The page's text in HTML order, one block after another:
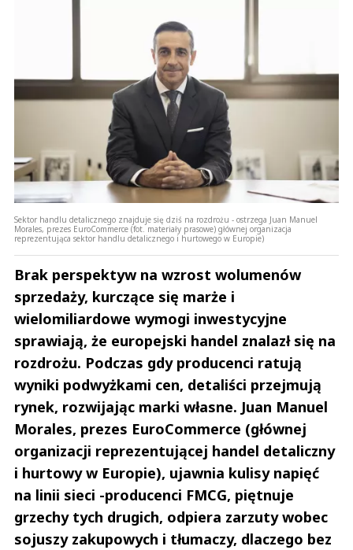
Anuluj
Prześlij komentarz
Sektor handlu detalicznego znajduje się dziś na rozdrożu - ostrzega Juan Manuel
Morales, prezes EuroCommerce (fot. materiały prasowe) głównej organizacja
reprezentująca sektor handlu detalicznego i hurtowego w Europie)
Brak perspektyw na wzrost wolumenów
sprzedaży, kurczące się marże i
wielomiliardowe wymogi inwestycyjne
sprawiają, że europejski handel znalazł się na
rozdrożu. Podczas gdy producenci ratują
wyniki podwyżkami cen, detaliści przejmują
rynek, rozwijając marki własne. Juan Manuel
Morales, prezes EuroCommerce (głównej
organizacji reprezentującej handel detaliczny
i hurtowy w Europie), ujawnia kulisy napięć
na linii sieci -producenci FMCG, piętnuje
grzechy tych drugich, odpiera zarzuty wobec
sojuszy zakupowych i tłumaczy, dlaczego bez